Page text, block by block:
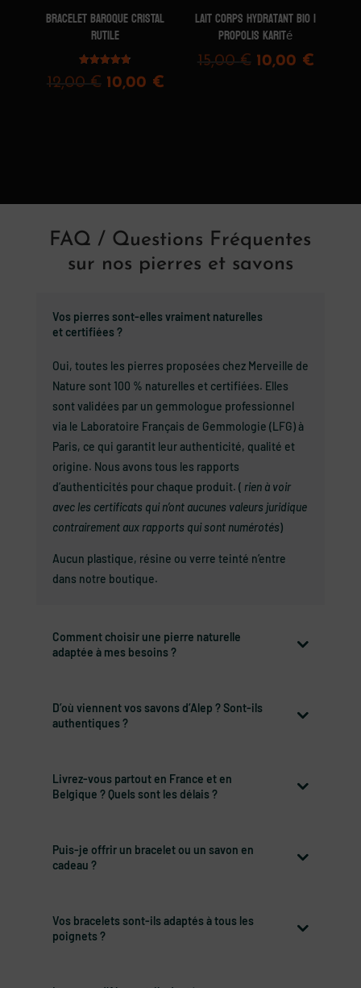
BRACELET BAROQUE CRISTAL
RUTILE
Note
4.75
12,00 € Le
10,00 €Le
Lait corps hydratant Bio |
Propolis Karité
15,00 € Le
10,00 €Le
FAQ / Questions Fréquentes
sur nos pierres et savons
Vos pierres sont-elles vraiment naturelles
et certifiées ?
Oui, toutes les pierres proposées chez Merveille de
Nature sont 100 % naturelles et certifiées. Elles
sont validées par un gemmologue professionnel
via le Laboratoire Français de Gemmologie (LFG) à
Paris, ce qui garantit leur authenticité, qualité et
origine. Nous avons tous les rapports
d’authenticités pour chaque produit. ( rien à voir
avec les certificats qui n’ont aucunes valeurs juridique
contrairement aux rapports qui sont numérotés)
Aucun plastique, résine ou verre teinté n’entre
dans notre boutique.
Comment choisir une pierre naturelle
adaptée à mes besoins ?
D’où viennent vos savons d’Alep ? Sont-ils
authentiques ?
Livrez-vous partout en France et en
Belgique ? Quels sont les délais ?
Puis-je offrir un bracelet ou un savon en
cadeau ?
Vos bracelets sont-ils adaptés à tous les
poignets ?